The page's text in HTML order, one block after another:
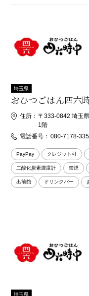
埼玉県
おひつごはん四六
住所： 〒333-0842 埼玉
1階
電話番号： 080-7178-
PayPay クレジット可
二酸化炭素濃度計 禁煙
出前館 ドリンクバー
埼玉県